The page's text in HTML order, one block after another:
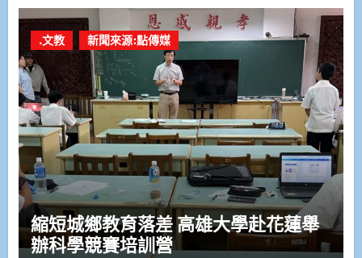
.文教 新聞來源:點傳媒
縮短城鄉教育落差 高雄大學赴花蓮舉
辦科學競賽培訓營